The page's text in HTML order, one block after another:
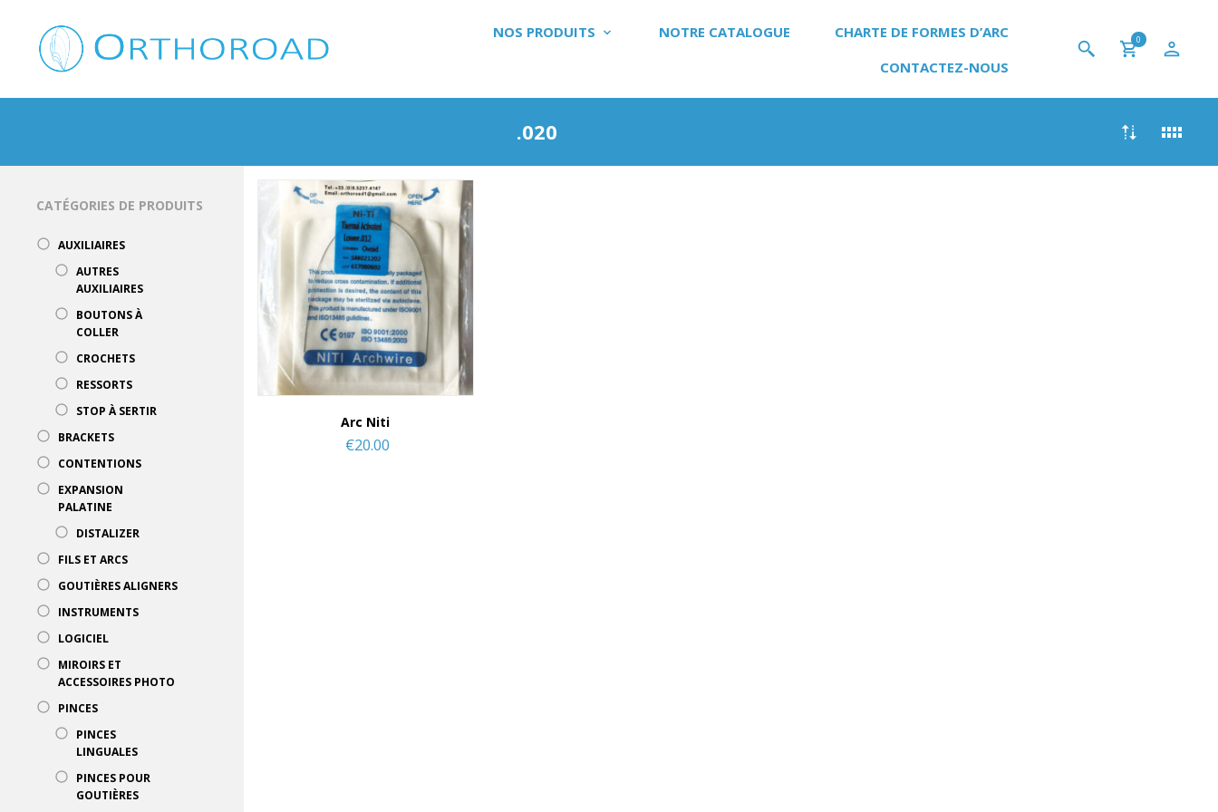
NOS PRODUITS NOTRE CATALOGUE
CHARTE DE FORMES D’ARC
CONTACTEZ-NOUS
0
.020
Arc Niti
€20.00
CATÉGORIES DE PRODUITS
AUXILIAIRES
AUTRES
AUXILIAIRES
BOUTONS À
COLLER
CROCHETS
RESSORTS
STOP À SERTIR
BRACKETS
CONTENTIONS
EXPANSION
PALATINE
DISTALIZER
FILS ET ARCS
GOUTIÈRES ALIGNERS
INSTRUMENTS
LOGICIEL
MIROIRS ET
ACCESSOIRES PHOTO
PINCES
PINCES
LINGUALES
PINCES POUR
GOUTIÈRES